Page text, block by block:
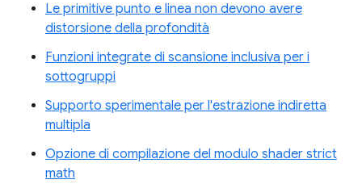
Le primitive punto e linea non devono avere
distorsione della profondità
Funzioni integrate di scansione inclusiva per i
sottogruppi
Supporto sperimentale per l'estrazione indiretta
multipla
Opzione di compilazione del modulo shader strict
math